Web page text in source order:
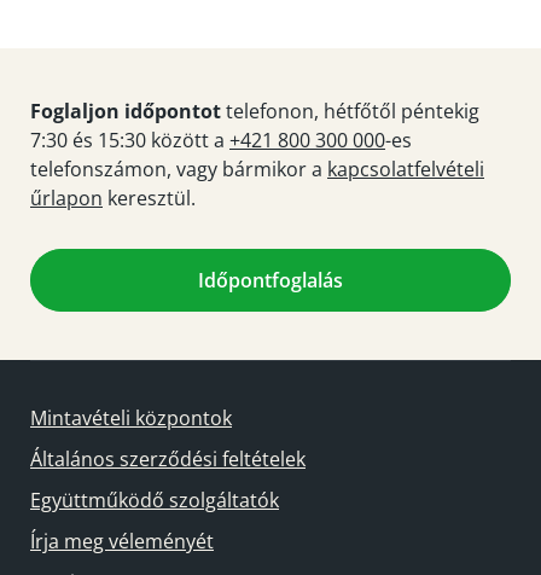
Foglaljon időpontottelefonon, hétfőtől péntekig
7:30 és 15:30 között a +421 800 300 000-es
telefonszámon, vagy bármikor a kapcsolatfelvételi
űrlapon keresztül.
Időpontfoglalás
Mintavételi központok
Általános szerződési feltételek
Együttműködő szolgáltatók
Írja meg véleményét